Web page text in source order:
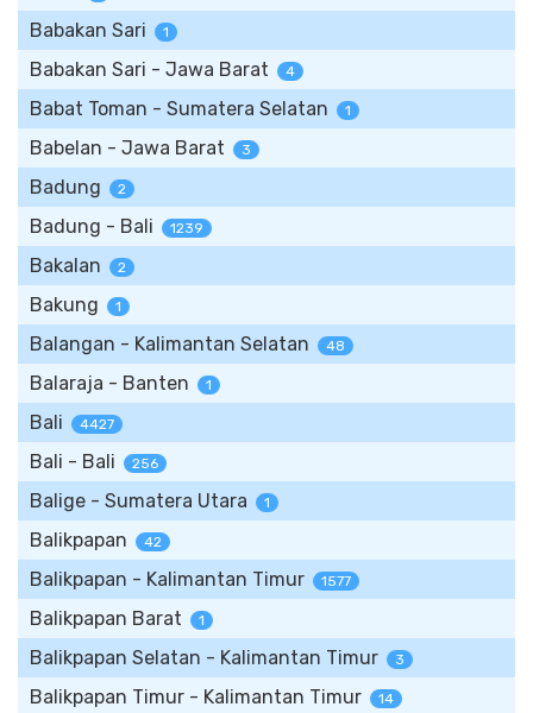
Babakan Sari 1
Babakan Sari - Jawa Barat 4
Babat Toman - Sumatera Selatan 1
Babelan - Jawa Barat 3
Badung 2
Badung - Bali 1239
Bakalan 2
Bakung 1
Balangan - Kalimantan Selatan 48
Balaraja - Banten 1
Bali 4427
Bali - Bali 256
Balige - Sumatera Utara 1
Balikpapan 42
Balikpapan - Kalimantan Timur 1577
Balikpapan Barat 1
Balikpapan Selatan - Kalimantan Timur 3
Balikpapan Timur - Kalimantan Timur 14